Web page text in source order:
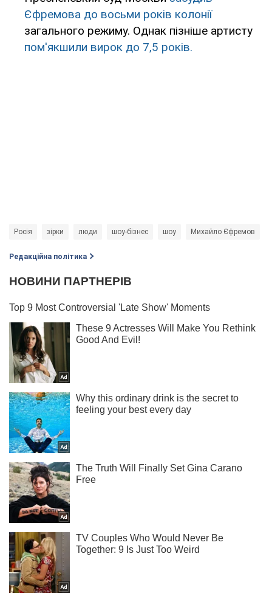
Єфремова до восьми років колонії
загального режиму. Однак пізніше артисту
пом'якшили вирок до 7,5 років.
Росія зірки люди шоу-бізнес шоу Михайло Єфремов
Редакційна політика